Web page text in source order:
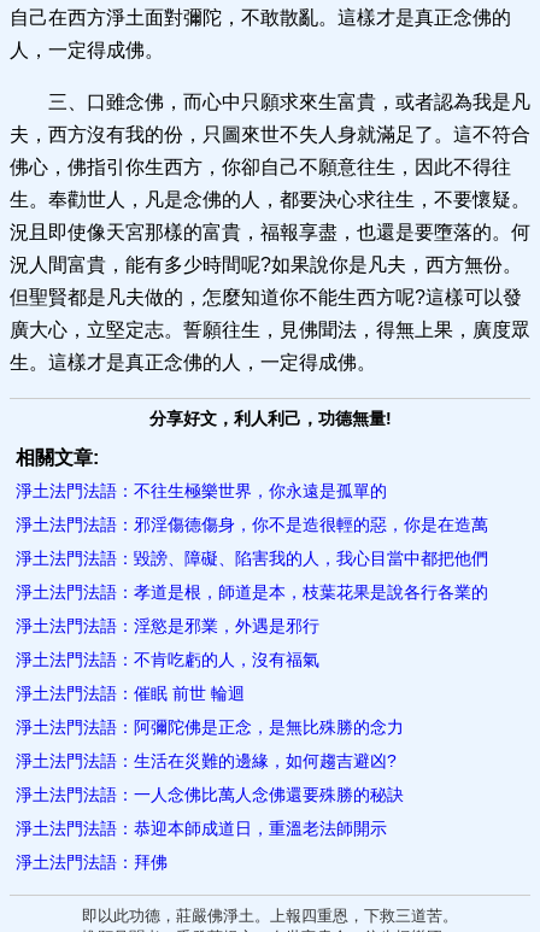
自己在西方淨土面對彌陀，不敢散亂。這樣才是真正念佛的
人，一定得成佛。
三、口雖念佛，而心中只願求來生富貴，或者認為我是凡
夫，西方沒有我的份，只圖來世不失人身就滿足了。這不符合
佛心，佛指引你生西方，你卻自己不願意往生，因此不得往
生。奉勸世人，凡是念佛的人，都要決心求往生，不要懷疑。
況且即使像天宮那樣的富貴，福報享盡，也還是要墮落的。何
況人間富貴，能有多少時間呢?如果說你是凡夫，西方無份。
但聖賢都是凡夫做的，怎麼知道你不能生西方呢?這樣可以發
廣大心，立堅定志。誓願往生，見佛聞法，得無上果，廣度眾
生。這樣才是真正念佛的人，一定得成佛。
分享好文，利人利己，功德無量!
相關文章:
淨土法門法語：不往生極樂世界，你永遠是孤單的
淨土法門法語：邪淫傷德傷身，你不是造很輕的惡，你是在造萬
淨土法門法語：毀謗、障礙、陷害我的人，我心目當中都把他們
淨土法門法語：孝道是根，師道是本，枝葉花果是說各行各業的
淨土法門法語：淫慾是邪業，外遇是邪行
淨土法門法語：不肯吃虧的人，沒有福氣
淨土法門法語：催眠 前世 輪迴
淨土法門法語：阿彌陀佛是正念，是無比殊勝的念力
淨土法門法語：生活在災難的邊緣，如何趨吉避凶?
淨土法門法語：一人念佛比萬人念佛還要殊勝的秘訣
淨土法門法語：恭迎本師成道日，重溫老法師開示
淨土法門法語：拜佛
即以此功德，莊嚴佛淨土。上報四重恩，下救三道苦。